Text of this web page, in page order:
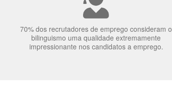
70% dos recrutadores de emprego consideram o
bilinguismo uma qualidade extremamente
impressionante nos candidatos a emprego.